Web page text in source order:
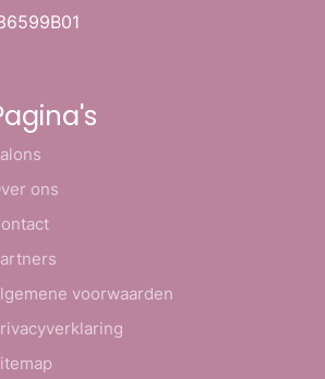
ons
voorwaarden